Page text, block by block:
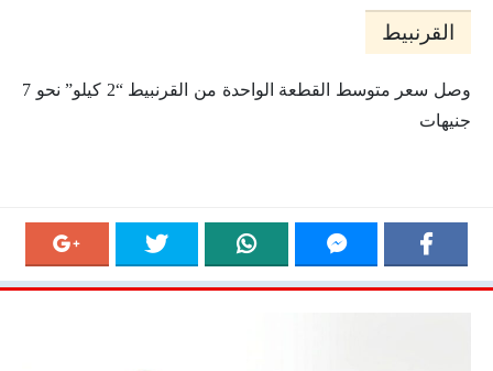
القرنبيط
وصل سعر متوسط القطعة الواحدة من القرنبيط “2 كيلو” نحو 7
جنيهات